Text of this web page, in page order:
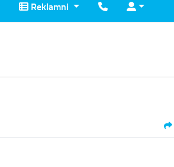
Reklamni
Reklamni KontaktPrijava